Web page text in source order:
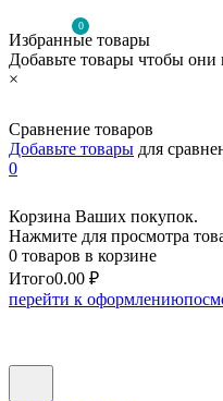
0
Избранные товары
Добавьте товары чтобы они
×
Сравнение товаров
Добавьте товары для
0
Корзина Ваших покупок.
Нажмите для просмотра
0 товаров в корзине
Итого0.00 ₽
перейти к оформлению